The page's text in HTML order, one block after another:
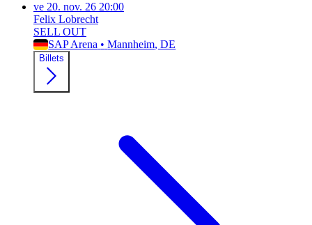
ve 20. nov. 26 20:00
Felix Lobrecht
SELL OUT
SAP Arena • Mannheim, DE
Billets